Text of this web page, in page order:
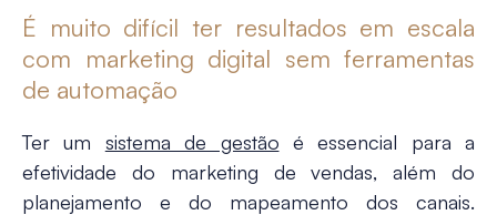
É muito difícil ter resultados em escala
com marketing digital sem ferramentas
de automação
Ter um sistema de gestão é essencial para a
efetividade do marketing de vendas, além do
planejamento e do mapeamento dos canais.